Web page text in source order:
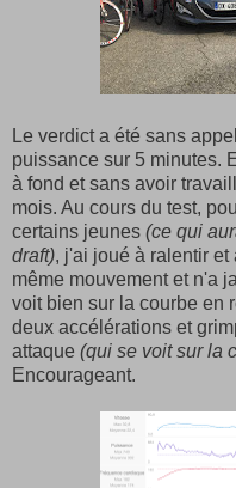
Le verdict a été sans
puissance sur 5 minutes.
à fond et sans avoir
mois. Au cours du test,
certains jeunes (ce qui
draft), j'ai joué à ralentir
même mouvement et n'a
voit bien sur la courbe en
deux accélérations et
attaque (qui se voit sur la
Encourageant.